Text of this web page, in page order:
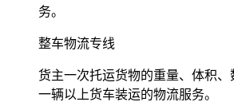
务。
整车物流专线
货主一次托运货物的重量、体积
一辆以上货车装运的物流服务。